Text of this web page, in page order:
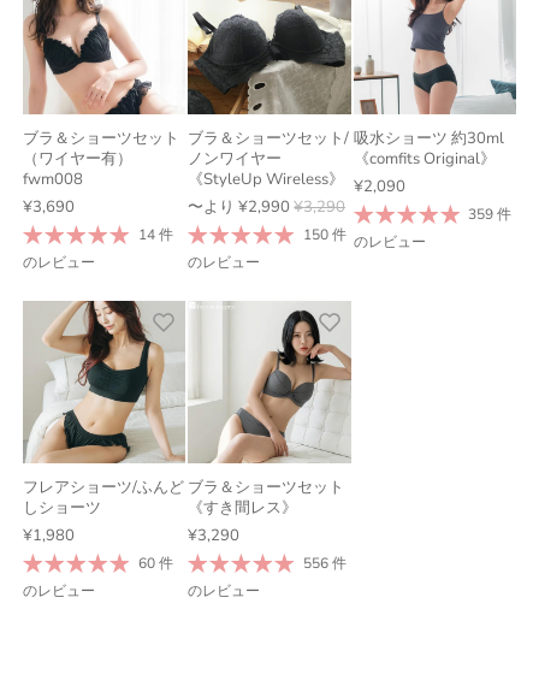
ブラ＆ショーツセット
（ワイヤー有）
fwm008
¥3,690
14 件
のレビュー
ブラ＆ショーツセット/
ノンワイヤー
《StyleUp Wireless》
〜より¥2,990 ¥3,290
150 件
のレビュー
吸水ショーツ 約30ml
《comfits Original》
¥2,090
359 件
のレビュー
フレアショーツ/ふんど
しショーツ
¥1,980
60 件
のレビュー
ブラ＆ショーツセット
《すき間レス》
¥3,290
556 件
のレビュー